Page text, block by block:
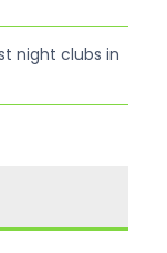
night clubs in